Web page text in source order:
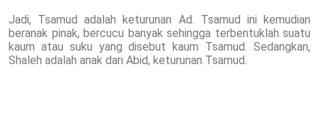
Jadi, Tsamud adalah keturunan Ad. Tsamud ini kemudian
beranak pinak, bercucu banyak sehingga terbentuklah suatu
kaum atau suku yang disebut kaum Tsamud. Sedangkan,
Shaleh adalah anak dari Abid, keturunan Tsamud.